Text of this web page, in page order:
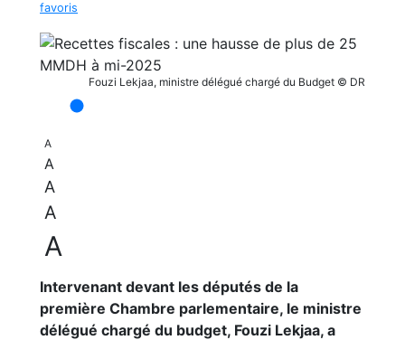
favoris
Fouzi Lekjaa, ministre délégué chargé du Budget © DR
A
A
A
A
A
Intervenant devant les députés de la
première Chambre parlementaire, le ministre
délégué chargé du budget, Fouzi Lekjaa, a